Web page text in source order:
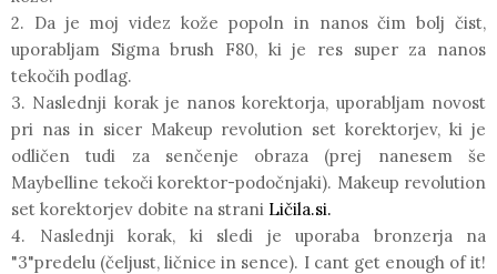
2. Da je moj videz kože popoln in nanosčim bolj čist,
uporabljam Sigma brush F80, ki je res super za nanos
tekočih podlag.
3. Naslednji korak je nanos korektorja, uporabljam novost
pri nas in sicer Makeup revolution set korektorjev, ki je
odličen tudi za senčenje obraza (prej nanesem še
Maybelline tekoči korektor-podočnjaki). Makeup revolution
set korektorjev dobite na strani Ličila.si.
4. Naslednji korak, ki sledi je uporaba bronzerja na
"3"predelu (čeljust, ličnice in sence). I cant get enough of it!